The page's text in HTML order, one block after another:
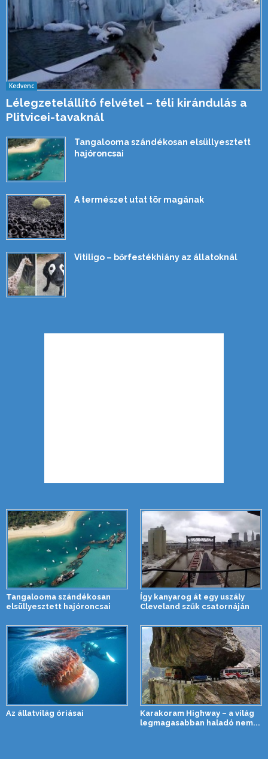
Kedvenc
Lélegzetelállító felvétel – téli kirándulás a
Plitvicei-tavaknál
Tangalooma szándékosan elsüllyesztett
hajóroncsai
A természet utat tör magának
Vitiligo – bőrfestékhiány az állatoknál
Tangalooma szándékosan
elsüllyesztett hajóroncsai
Így kanyarog át egy uszály
Cleveland szűk csatornáján
Az állatvilág óriásai
Karakoram Highway – a világ
legmagasabban haladó nem...